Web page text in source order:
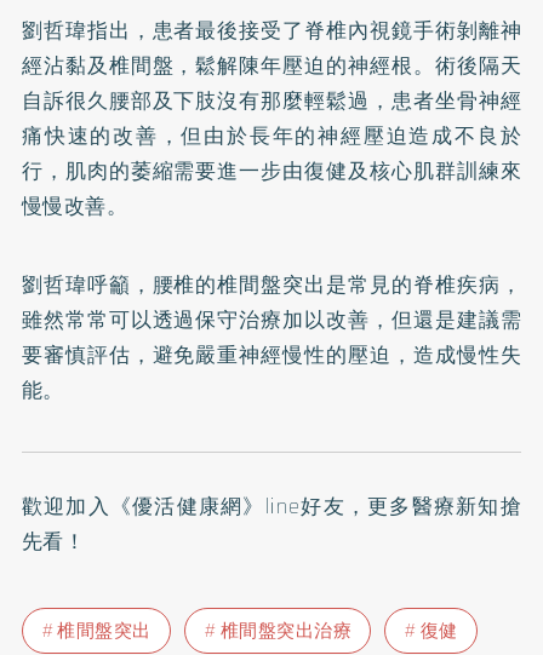
劉哲瑋指出，患者最後接受了脊椎內視鏡手術剝離神
經沾黏及椎間盤，鬆解陳年壓迫的神經根。術後隔天
自訴很久腰部及下肢沒有那麼輕鬆過，患者坐骨神經
痛快速的改善，但由於長年的神經壓迫造成不良於
行，肌肉的萎縮需要進一步由復健及核心肌群訓練來
慢慢改善。
劉哲瑋呼籲，腰椎的椎間盤突出是常見的脊椎疾病，
雖然常常可以透過保守治療加以改善，但還是建議需
要審慎評估，避免嚴重神經慢性的壓迫，造成慢性失
能。
歡迎加入 《優活健康網》line好友 ，更多醫療新知搶
先看！
椎間盤突出 椎間盤突出治療
復健